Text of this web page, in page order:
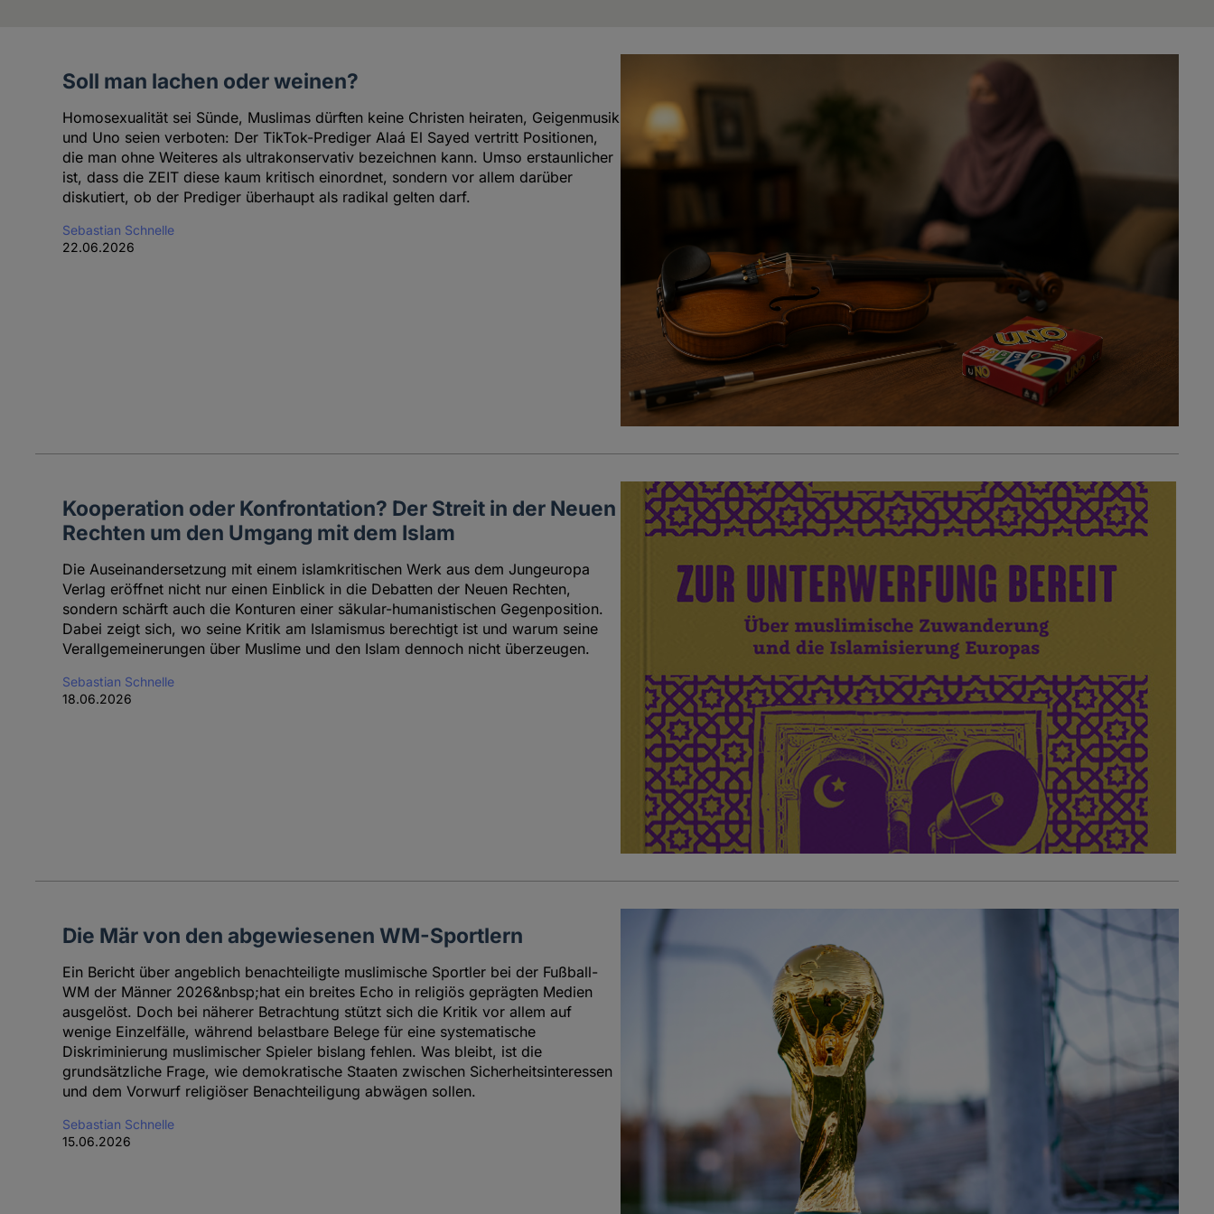
Artikel
Autoren
Soll man lachen oder weinen?
Homosexualität sei Sünde, Muslimas dürften keine Christen heiraten, Geigenmusik
und Uno seien verboten: Der TikTok-Prediger Alaá El Sayed vertritt Positionen,
die man ohne Weiteres als ultrakonservativ bezeichnen kann. Umso erstaunlicher
ist, dass die ZEIT diese kaum kritisch einordnet, sondern vor allem darüber
diskutiert, ob der Prediger überhaupt als radikal gelten darf.
Sebastian Schnelle
22.06.2026
Kooperation oder Konfrontation? Der Streit in der Neuen
Rechten um den Umgang mit dem Islam
Die Auseinandersetzung mit einem islamkritischen Werk aus dem Jungeuropa
Verlag eröffnet nicht nur einen Einblick in die Debatten der Neuen Rechten,
sondern schärft auch die Konturen einer säkular-humanistischen Gegenposition.
Dabei zeigt sich, wo seine Kritik am Islamismus berechtigt ist und warum seine
Verallgemeinerungen über Muslime und den Islam dennoch nicht überzeugen.
Sebastian Schnelle
18.06.2026
Die Mär von den abgewiesenen WM-Sportlern
Ein Bericht über angeblich benachteiligte muslimische Sportler bei der Fußball-
WM der Männer 2026&nbsp;hat ein breites Echo in religiös geprägten Medien
ausgelöst. Doch bei näherer Betrachtung stützt sich die Kritik vor allem auf
wenige Einzelfälle, während belastbare Belege für eine systematische
Diskriminierung muslimischer Spieler bislang fehlen. Was bleibt, ist die
grundsätzliche Frage, wie demokratische Staaten zwischen Sicherheitsinteressen
und dem Vorwurf religiöser Benachteiligung abwägen sollen.
Sebastian Schnelle
15.06.2026